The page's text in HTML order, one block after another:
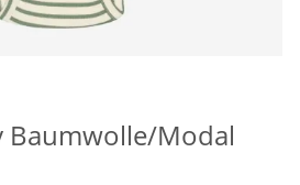
Baumwolle/Modal